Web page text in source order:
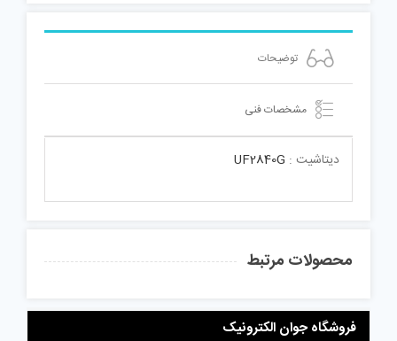
توضیحات
مشخصات فنی
دیتاشیت : UF2840G
محصولات مرتبط
فروشگاه جوان الکترونیک